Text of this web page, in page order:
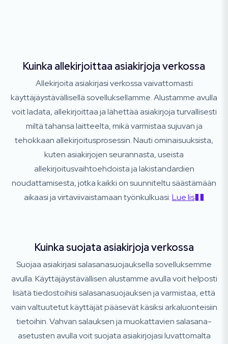
Kuinka allekirjoittaa asiakirjoja verkossa
Allekirjoita asiakirjasi verkossa vaivattomasti
käyttäjäystävällisellä sovelluksellamme. Alustamme avulla
voit ladata, allekirjoittaa ja lähettää asiakirjoja turvallisesti
miltä tahansa laitteelta, mikä varmistaa sujuvan ja
tehokkaan allekirjoitusprosessin. Nauti ominaisuuksista,
kuten asiakirjojen seurannasta, useista
allekirjoitusvaihtoehdoista ja lakistandardien
noudattamisesta, jotka kaikki on suunniteltu säästämään
aikaasi ja virtaviivaistamaan työnkulkuasi.Lue lis��
Kuinka suojata asiakirjoja verkossa
Suojaa asiakirjasi salasanasuojauksella sovelluksemme
avulla. Käyttäjäystävällisen alustamme avulla voit helposti
lisätä tiedostoihisi salasanasuojauksen ja varmistaa, että
vain valtuutetut käyttäjät pääsevät käsiksi arkaluonteisiin
tietoihin. Vahvan salauksen ja muokattavien salasana-
asetusten avulla voit suojata asiakirjojasi luvattomalta